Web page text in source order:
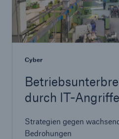
Cyber
durch IT-Angriffe
Strategien gegen
Bedrohungen